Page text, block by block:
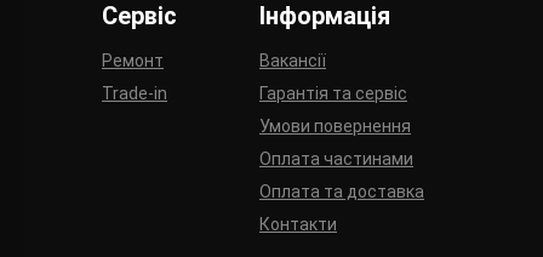
Сервіс
Ремонт
Trade-in
Інформація
Вакансії
Гарантія та сервіс
Умови повернення
Оплата та доставка
Оплата частинами
Контакти